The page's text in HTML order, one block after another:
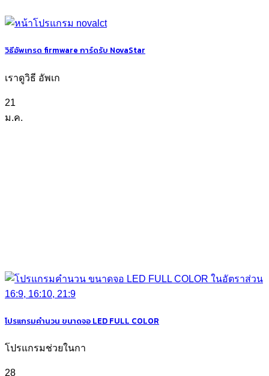
วิธีอัพเกรด firmware การ์ดรับ NovaStar
เราดูวิธี อัพเก
21
ม.ค.
โปรแกรมคำนวน ขนาดจอ LED FULL COLOR
โปรแกรมช่วยในกา
28